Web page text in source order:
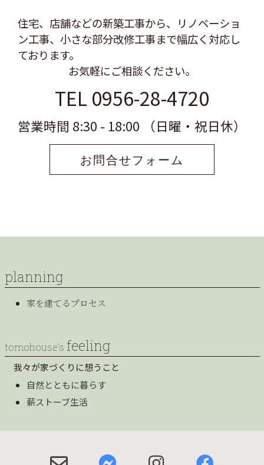
住宅、店舗などの新築工事から、リノベーショ
ン工事、 小さな部分改修工事まで幅広く対応し
ております。
お気軽にご相談ください。
TEL 0956-28-4720
営業時間 8:30 - 18:00 （日曜・祝日休）
お問合せフォーム
planning
家を建てるプロセス
tomohouse’s feeling
我々が家づくりに想うこと
自然とともに暮らす
薪ストーブ生活